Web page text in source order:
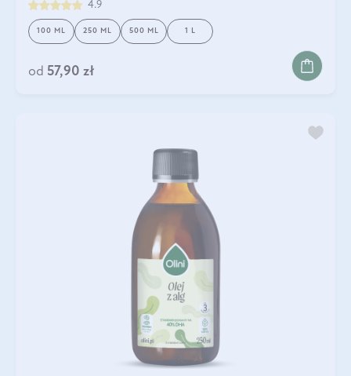
4.9
100 ML 250 ML 500 ML 1 L
od 57,90 zł